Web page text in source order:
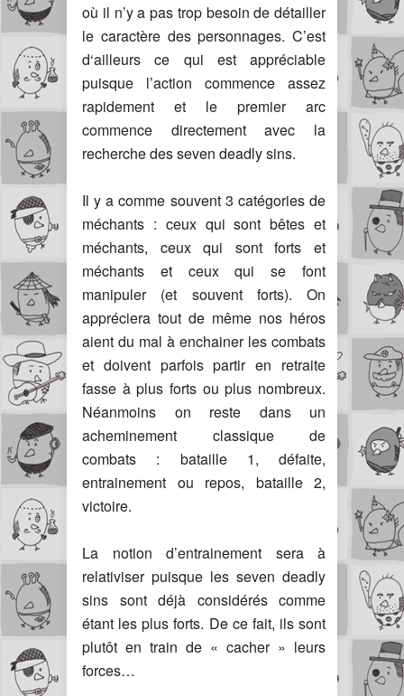
où il n’y a pas trop besoin de détailler
le caractère des personnages. C’est
d‘ailleurs ce qui est appréciable
puisque l’action commence assez
rapidement et le premier arc
commence directement avec la
recherche des seven deadly sins.
Il y a comme souvent 3 catégories de
méchants : ceux qui sont bêtes et
méchants, ceux qui sont forts et
méchants et ceux qui se font
manipuler (et souvent forts). On
appréciera tout de même nos héros
aient du mal à enchainer les combats
et doivent parfois partir en retraite
fasse à plus forts ou plus nombreux.
Néanmoins on reste dans un
acheminement classique de
combats : bataille 1, défaite,
entrainement ou repos, bataille 2,
victoire.
La notion d’entrainement sera à
relativiser puisque les seven deadly
sins sont déjà considérés comme
étant les plus forts. De ce fait, ils sont
plutôt en train de « cacher » leurs
forces…